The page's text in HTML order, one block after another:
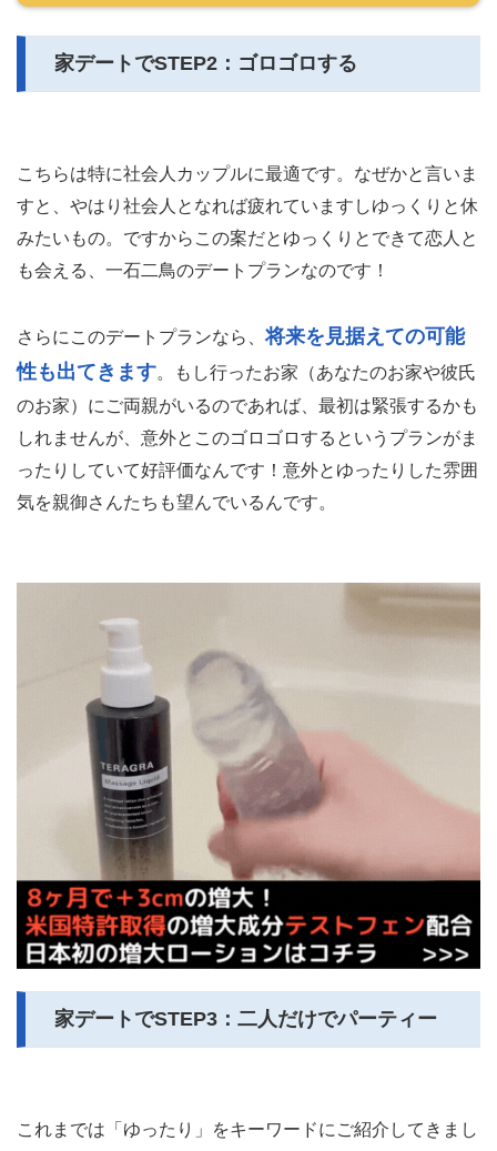
家デートでSTEP2：ゴロゴロする
こちらは特に社会人カップルに最適です。なぜかと言いま
すと、やはり社会人となれば疲れていますしゆっくりと休
みたいもの。ですからこの案だとゆっくりとできて恋人と
も会える、一石二鳥のデートプランなのです！
さらにこのデートプランなら、 将来を見据えての可能
性も出てきます。もし行ったお家（あなたのお家や彼氏
のお家）にご両親がいるのであれば、最初は緊張するかも
しれませんが、意外とこのゴロゴロするというプランがま
ったりしていて好評価なんです！意外とゆったりした雰囲
気を親御さんたちも望んでいるんです。
家デートでSTEP3：二人だけでパーティー
これまでは「ゆったり」をキーワードにご紹介してきまし